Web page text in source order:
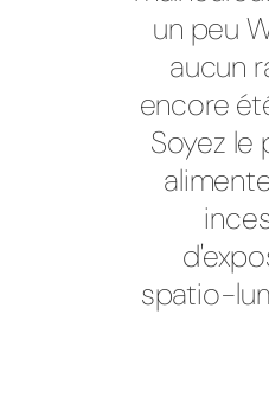
un peu
aucun
encore
Soyez le
spatio-